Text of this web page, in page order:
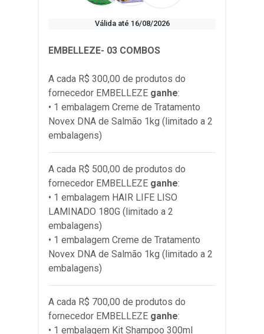
Válida até 16/08/2026
EMBELLEZE- 03 COMBOS
A cada R$ 300,00 de produtos do
fornecedor EMBELLEZE ganhe:
• 1 embalagem Creme de Tratamento
Novex DNA de Salmão 1kg (limitado a 2
embalagens)
A cada R$ 500,00 de produtos do
fornecedor EMBELLEZE ganhe:
• 1 embalagem HAIR LIFE LISO
LAMINADO 180G (limitado a 2
embalagens)
• 1 embalagem Creme de Tratamento
Novex DNA de Salmão 1kg (limitado a 2
embalagens)
A cada R$ 700,00 de produtos do
fornecedor EMBELLEZE ganhe:
• 1 embalagem Kit Shampoo 300ml